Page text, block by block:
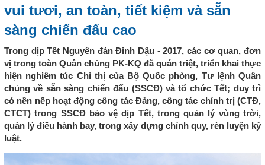
vui tươi, an toàn, tiết kiệm và sẵn
sàng chiến đấu cao
Trong dịp Tết Nguyên đán Đinh Dậu - 2017, các cơ quan, đơn
vị trong toàn Quân chủng PK-KQ đã quán triệt, triển khai thực
hiện nghiêm túc Chỉ thị của Bộ Quốc phòng, Tư lệnh Quân
chủng về sẵn sàng chiến đấu (SSCĐ) và tổ chức Tết; duy trì
có nền nếp hoạt động công tác Đảng, công tác chính trị (CTĐ,
CTCT) trong SSCĐ bảo vệ dịp Tết, trong quản lý vùng trời,
quản lý điều hành bay, trong xây dựng chính quy, rèn luyện kỷ
luật.